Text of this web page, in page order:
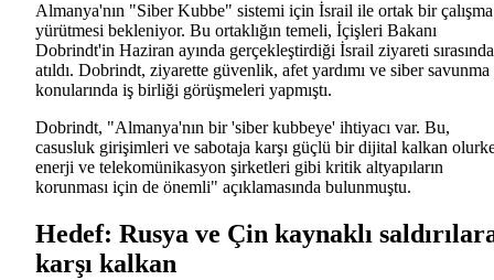
Almanya'nın "Siber Kubbe" sistemi için İsrail ile ortak bir çalışma
yürütmesi bekleniyor. Bu ortaklığın temeli, İçişleri Bakanı
Dobrindt'in Haziran ayında gerçekleştirdiği İsrail ziyareti sırasında
atıldı. Dobrindt, ziyarette güvenlik, afet yardımı ve siber savunma
konularında iş birliği görüşmeleri yapmıştı.
Dobrindt, "Almanya'nın bir 'siber kubbeye' ihtiyacı var. Bu,
casusluk girişimleri ve sabotaja karşı güçlü bir dijital kalkan
enerji ve telekomünikasyon şirketleri gibi kritik altyapıların
korunması için de önemli" açıklamasında bulunmuştu.
Hedef: Rusya ve Çin kaynaklı
karşı kalkan